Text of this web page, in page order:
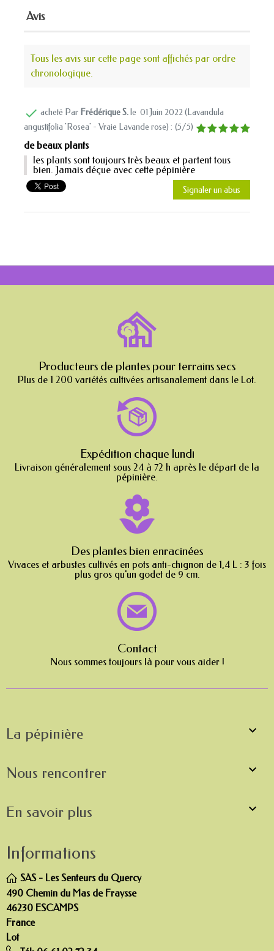
Avis
Tous les avis sur cette page sont affichés par ordre
chronologique.
 acheté Par Frédérique S.le 01 Juin 2022 (Lavandula
angustifolia 'Rosea' - Vraie Lavande rose) : (5/5)
de beaux plants
les plants sont toujours très beaux et partent tous
bien. Jamais déçue avec cette pépinière
Signaler un abus
Producteurs de plantes pour terrains secs
Plus de 1 200 variétés cultivées artisanalement dans le Lot.
Expédition chaque lundi
Livraison généralement sous 24 à 72 h après le départ de la
pépinière.
Des plantes bien enracinées
Vivaces et arbustes cultivés en pots anti-chignon de 1,4 L : 3 fois
plus gros qu'un godet de 9 cm.
Contact
Nous sommes toujours là pour vous aider !
La pépinière 
Nous rencontrer 
En savoir plus 
Informations
SAS - Les Senteurs du Quercy
490 Chemin du Mas de Fraysse
46230 ESCAMPS
France
Lot